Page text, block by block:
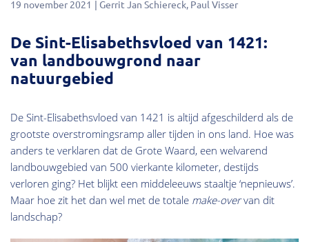
19 november 2021 Gerrit Jan Schiereck Paul Visser
De Sint-Elisabethsvloed van 1421:
van landbouwgrond naar
natuurgebied
De Sint-Elisabethsvloed van 1421 is altijd afgeschilderd als de
grootste overstromingsramp aller tijden in ons land. Hoe was
anders te verklaren dat de Grote Waard, een welvarend
landbouwgebied van 500 vierkante kilometer, destijds
verloren ging? Het blijkt een middeleeuws staaltje ‘nepnieuws’.
Maar hoe zit het dan wel met de totale make-overvan dit
landschap?